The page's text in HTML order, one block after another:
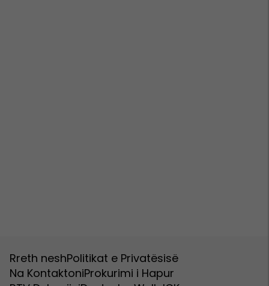
Rreth neshPolitikat e Privatësisë
Na KontaktoniProkurimi i Hapur